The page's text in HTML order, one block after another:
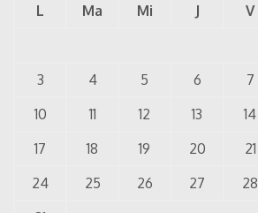
L Ma Mi J V
3
4 5 6 7
10
11 12 13 14
17
18 19 20 21
24
25 26 27 28